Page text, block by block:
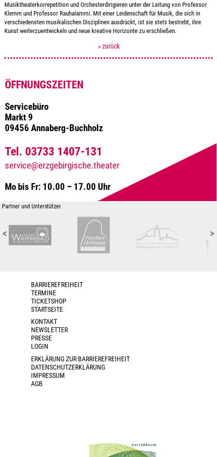
Musiktheaterkorrepetition und Orchesterdirigieren unter der Leitung von Professor
Klemm und Professor Rauhalammi. Mit einer Leidenschaft für Musik, die sich in
verschiedensten musikalischen Disziplinen ausdrückt, ist sie stets bestrebt, ihre
Kunst weiterzuentwickeln und neue kreative Horizonte zu erschließen.
» zurück
ÖFFNUNGSZEITEN
Servicebüro
Markt 9
09456 Annaberg-Buchholz
Tel. 03733 1407-131
service@erzgebirgische.theater
Mo bis Fr: 10.00 – 17.00 Uhr
Partner und Unterstützer
< >
BARRIEREFREIHEIT
TERMINE
TICKETSHOP
STARTSEITE
KONTAKT
NEWSLETTER
PRESSE
LOGIN
ERKLÄRUNG ZUR BARRIEREFREIHEIT
DATENSCHUTZERKLÄRUNG
IMPRESSUM
AGB